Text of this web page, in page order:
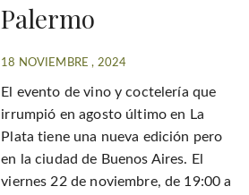
Palermo
18 NOVIEMBRE , 2024
El evento de vino y coctelería que
irrumpió en agosto último en La
Plata tiene una nueva edición pero
en la ciudad de Buenos Aires. El
viernes 22 de noviembre, de 19:00 a